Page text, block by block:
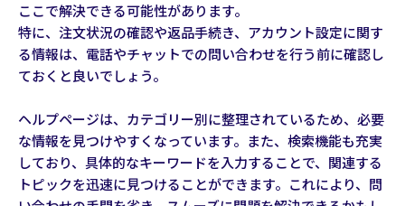
ここで解決できる可能性があります。
特に、注文状況の確認や返品手続き、アカウント設定に関す
る情報は、電話やチャットでの問い合わせを行う前に確認し
ておくと良いでしょう。
ヘルプページは、カテゴリー別に整理されているため、必要
な情報を見つけやすくなっています。また、検索機能も充実
しており、具体的なキーワードを入力することで、関連する
トピックを迅速に見つけることができます。これにより、問